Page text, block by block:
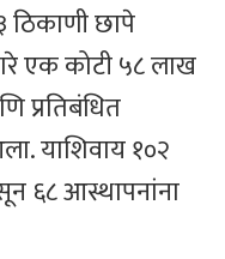
ठिकाणी छापे
एक कोटी ५८ लाख
प्रतिबंधित
याशिवाय १०२
६८ आस्थापनांना